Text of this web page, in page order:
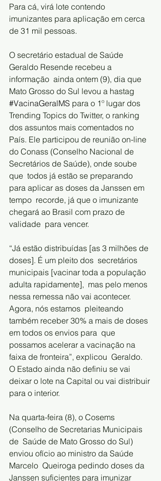
Para cá, virá lote contendo
imunizantes para aplicação em cerca
de 31 mil pessoas.
O secretário estadual de Saúde
Geraldo Resende recebeu a
informação  ainda ontem (9), dia que
Mato Grosso do Sul levou a hastag
#VacinaGeralMS para o 1º lugar dos
Trending Topics do Twitter, o ranking
dos assuntos mais comentados no
País. Ele participou de reunião on-line
do Conass (Conselho Nacional de
Secretários de Saúde), onde soube
que  todos já estão se preparando
para aplicar as doses da Janssen em
tempo  recorde, já que o imunizante
chegará ao Brasil com prazo de
validade  para vencer.
“Já estão distribuídas [as 3 milhões de
doses]. É um pleito dos  secretários
municipais [vacinar toda a população
adulta rapidamente],  mas pelo menos
nessa remessa não vai acontecer.
Agora, nós estamos  pleiteando
também receber 30% a mais de doses
em todos os envios para  que
possamos acelerar a vacinação na
faixa de fronteira”, explicou  Geraldo.
O Estado ainda não definiu se vai
deixar o lote na Capital ou vai distribuir
para o interior.
Na quarta-feira (8), o Cosems
(Conselho de Secretarias Municipais
de  Saúde de Mato Grosso do Sul)
enviou ofício ao ministro da Saúde
Marcelo  Queiroga pedindo doses da
Janssen suficientes para imunizar